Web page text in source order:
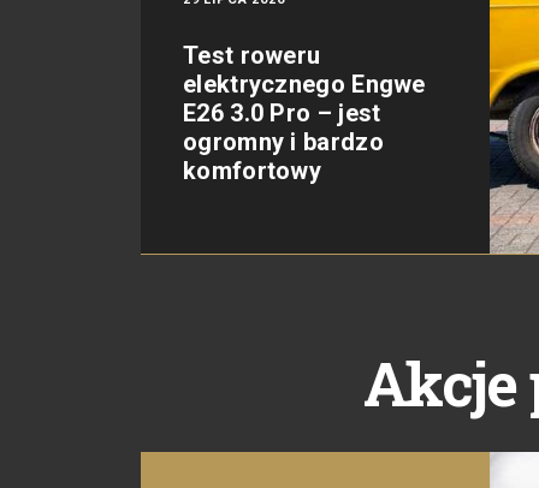
Test roweru
elektrycznego Engwe
E26 3.0 Pro – jest
ogromny i bardzo
komfortowy
Akcje